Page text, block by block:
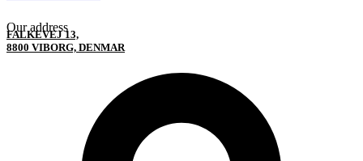
Our address
FALKEVEJ 13,
8800 VIBORG, DENMAR